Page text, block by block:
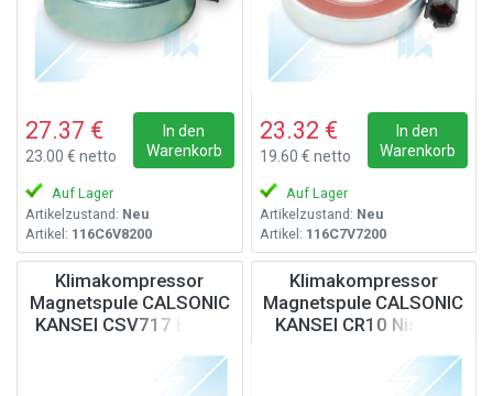
27.37 €
23.00 € netto
In den
Warenkorb
Auf Lager
Artikelzustand: Neu
Artikel: 116C6V8200
23.32 €
19.60 € netto
In den
Warenkorb
Auf Lager
Artikelzustand: Neu
Artikel: 116C7V7200
Klimakompressor
Magnetspule CALSONIC
KANSEI CSV717 BMW,
Klimakompressor
Magnetspule CALSONIC
KANSEI CR10 Nissan,